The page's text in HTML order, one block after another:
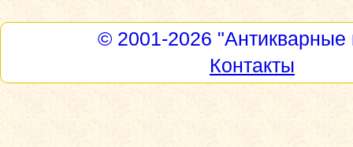
© 2001-2026 "Антикварные
Контакты